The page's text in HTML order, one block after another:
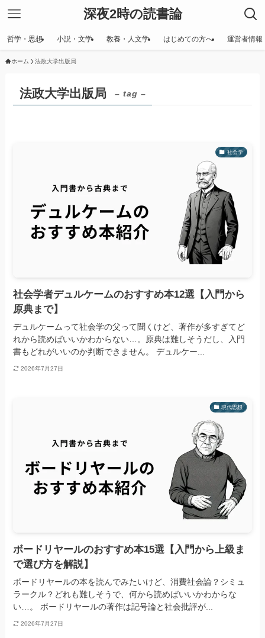
深夜2時の読書論
哲学・思想 小説・文学 教養・人文学 はじめての方へ 運営者情報
ホーム 法政大学出版局
法政大学出版局 – tag –
社会学
社会学者デュルケームのおすすめ本12選【入門から
原典まで】
デュルケームって社会学の父って聞くけど、著作が多すぎてど
れから読めばいいかわからない…。原典は難しそうだし、入門
書もどれがいいのか判断できません。 デュルケー...
2026年7月27日
現代思想
ボードリヤールのおすすめ本15選【入門から上級ま
で選び方を解説】
ボードリヤールの本を読んでみたいけど、消費社会論？シミュ
ラークル？どれも難しそうで、何から読めばいいかわからな
い…。 ボードリヤールの著作は記号論と社会批評が...
2026年7月27日